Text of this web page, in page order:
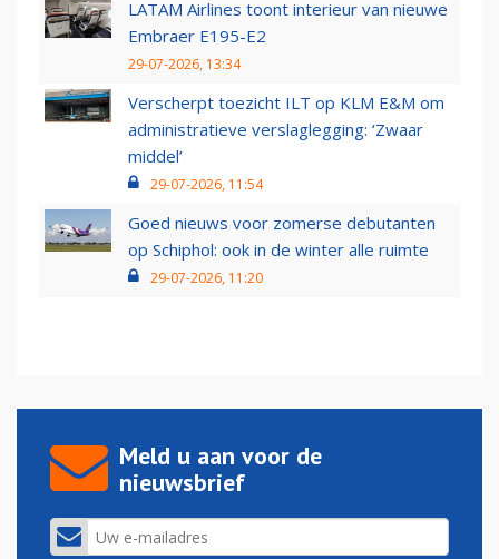
LATAM Airlines toont interieur van nieuwe
Embraer E195-E2
29-07-2026, 13:34
Verscherpt toezicht ILT op KLM E&M om
administratieve verslaglegging: ‘Zwaar
middel’
29-07-2026, 11:54
Goed nieuws voor zomerse debutanten
op Schiphol: ook in de winter alle ruimte
29-07-2026, 11:20
Meld u aan voor de
nieuwsbrief